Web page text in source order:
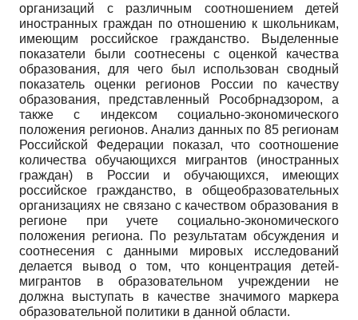
организаций с различным соотношением детей
иностранных граждан по отношению к школьникам,
имеющим российское гражданство. Выделенные
показатели были соотнесены с оценкой качества
образования, для чего был использован сводный
показатель оценки регионов России по качеству
образования, представленный Рособрнадзором, а
также с индексом социально-экономического
положения регионов. Анализ данных по 85 регионам
Российской Федерации показал, что соотношение
количества обучающихся мигрантов (иностранных
граждан) в России и обучающихся, имеющих
российское гражданство, в общеобразовательных
организациях не связано с качеством образования в
регионе при учете социально-экономического
положения региона. По результатам обсуждения и
соотнесения с данными мировых исследований
делается вывод о том, что концентрация детей-
мигрантов в образовательном учреждении не
должна выступать в качестве значимого маркера
образовательной политики в данной области.